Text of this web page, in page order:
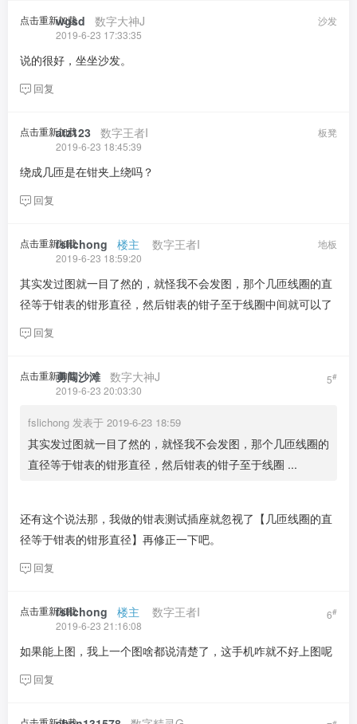
点击重新加载 沙发
wgsd 数字大神J
2019-6-23 17:33:35
说的很好，坐坐沙发。
回复
点击重新加载 板凳
atz123 数字王者I
2019-6-23 18:45:39
绕成几匝是在钳夹上绕吗？
回复
点击重新加载 地板
fslichong 楼主 数字王者I
2019-6-23 18:59:20
其实发过图就一目了然的，就怪我不会发图，那个几匝线圈的直
径等于钳表的钳形直径，然后钳表的钳子至于线圈中间就可以了
回复
点击重新加载 5#
勇闯沙滩 数字大神J
2019-6-23 20:03:30
fslichong 发表于 2019-6-23 18:59
其实发过图就一目了然的，就怪我不会发图，那个几匝线圈的
直径等于钳表的钳形直径，然后钳表的钳子至于线圈 ...
还有这个说法那，我做的钳表测试插座就忽视了【几匝线圈的直
径等于钳表的钳形直径】再修正一下吧。
回复
点击重新加载 6#
fslichong 楼主 数字王者I
2019-6-23 21:16:08
如果能上图，我上一个图啥都说清楚了，这手机咋就不好上图呢
回复